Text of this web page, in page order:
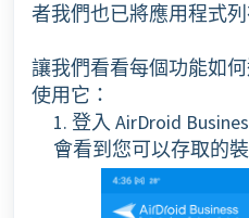
者我們也已將應用程式
讓我們看看每個功能如
使用它：
1. 登入 AirDroid
會看到您可以存取的